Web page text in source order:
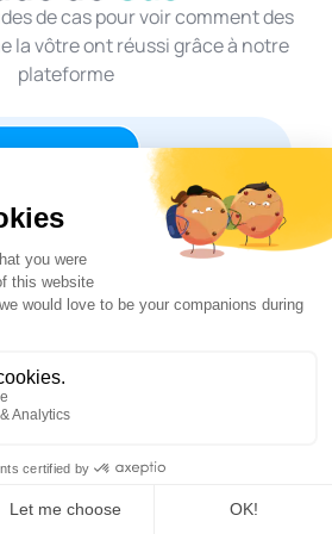
de cas pour voir comment des
la vôtre ont réussi grâce à notre
plateforme
des données Private